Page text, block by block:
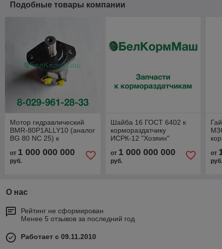
Подобные товары компании
Мотор гидравлический
BMR-80P1ALLY10 (аналог
BG 80 NC 25) к
ИСРК-12Ф "Хозяин"
от 1 000 000 000
руб.
Шайба 16 ГОСТ 6402 к
кормораздатчику
ИСРК-12 "Хозяин"
от 1 000 000 000
руб.
от
О нас
Рейтинг не сформирован
Менее 5 отзывов за последний год
Работает с 09.11.2010